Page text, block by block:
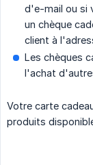
d'e-mail ou si
un chèque
client à
Les chèques
l'achat
Votre carte
produits